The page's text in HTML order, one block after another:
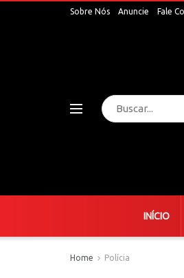
Sobre Nós Anuncie Fale
INÍCIO
Home Polícia